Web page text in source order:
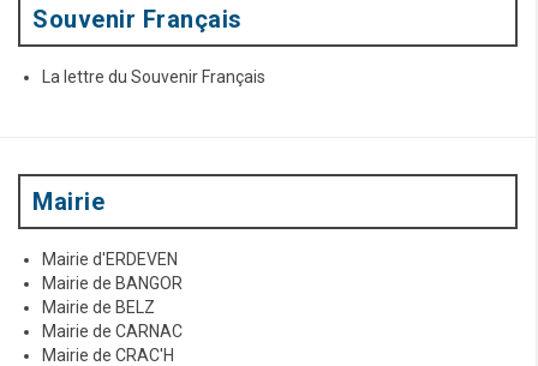
Souvenir Français
La lettre du Souvenir Français
Mairie
Mairie d'ERDEVEN
Mairie de BANGOR
Mairie de BELZ
Mairie de CARNAC
Mairie de CRAC'H